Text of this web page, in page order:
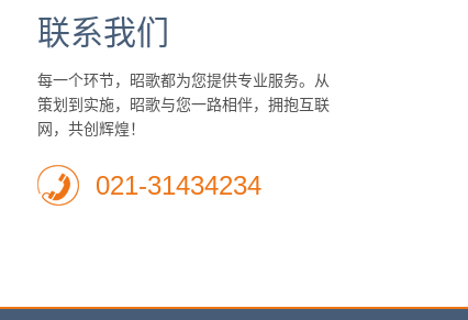
联系我们
每一个环节，昭歌都为您提供专业服务。从
策划到实施，昭歌与您一路相伴，拥抱互联
网，共创辉煌！
021-31434234